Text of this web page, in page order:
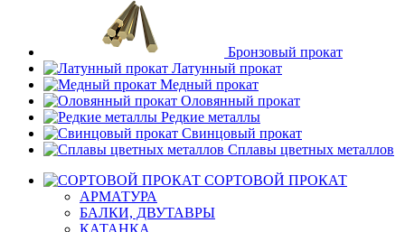
Бронзовый прокат
Латунный прокат
Медный прокат
Оловянный прокат
Редкие металлы
Свинцовый прокат
Сплавы цветных металлов
СОРТОВОЙ ПРОКАТ
АРМАТУРА
БАЛКИ, ДВУТАВРЫ